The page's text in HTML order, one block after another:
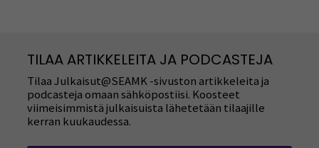
TILAA ARTIKKELEITA JA PODCASTEJA
Tilaa Julkaisut@SEAMK -sivuston artikkeleita ja
podcasteja omaan sähköpostiisi. Koosteet
viimeisimmistä julkaisuista lähetetään tilaajille
kerran kuukaudessa.